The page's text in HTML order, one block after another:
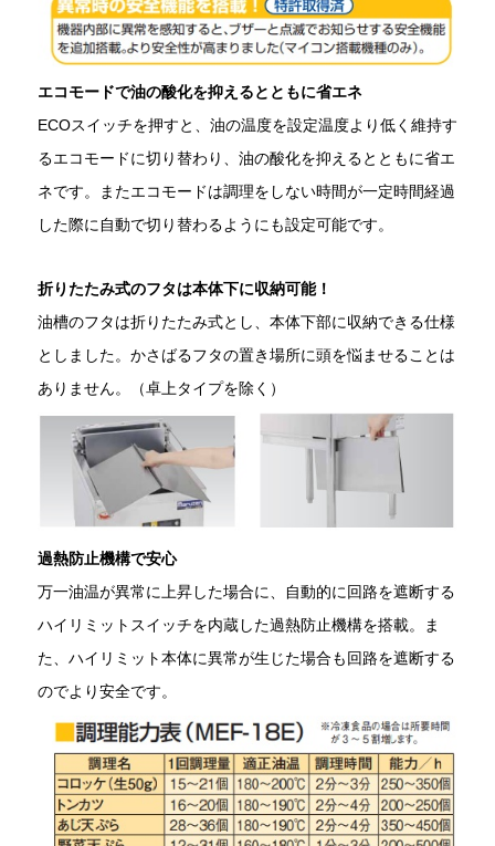
エコモードで油の酸化を抑えるとともに省エネ
ECOスイッチを押すと、油の温度を設定温度より低く維持す
るエコモードに切り替わり、油の酸化を抑えるとともに省エ
ネです。またエコモードは調理をしない時間が一定時間経過
した際に自動で切り替わるようにも設定可能です。
折りたたみ式のフタは本体下に収納可能！
油槽のフタは折りたたみ式とし、本体下部に収納できる仕様
としました。かさばるフタの置き場所に頭を悩ませることは
ありません。（卓上タイプを除く）
過熱防止機構で安心
万一油温が異常に上昇した場合に、自動的に回路を遮断する
ハイリミットスイッチを内蔵した過熱防止機構を搭載。ま
た、ハイリミット本体に異常が生じた場合も回路を遮断する
のでより安全です。